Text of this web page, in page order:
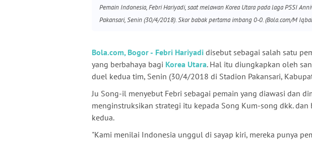
Pemain Indonesia, Febri Hariyadi, saat melawan Korea Utara pada laga PSSI
Pakansari, Senin (30/4/2018). Skor babak pertama imbang 0-0. (Bola.com/M
Bola.com, Bogor - Febri Hariyadi disebut sebagai salah satu
yang berbahaya bagi Korea Utara. Hal itu diungkapkan oleh
duel kedua tim, Senin (30/4/2018 di Stadion Pakansari,
Ju Song-il menyebut Febri sebagai pemain yang diawasi dan
menginstruksikan strategi itu kepada Song Kum-song dkk.
kedua.
"Kami menilai Indonesia unggul di sayap kiri, mereka punya